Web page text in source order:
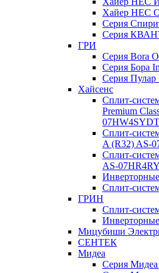
Хайер HEC
Серия
Серия
ГРИ
Серия Bora
Серия Бора
Серия Пулар
Хайсенс
Сплит-
Premium
Сплит-
A (R32) AS-
Сплит-
AS-
Сплит-
ГРИН
Сплит-
Мицубиши
СЕНТЕК
Мидеа
Серия